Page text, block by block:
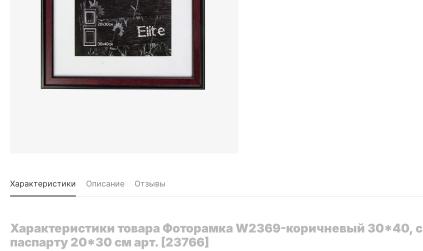
Характеристики Описание Отзывы
Характеристики товара Фоторамка W2369-коричневый 30*40, с
паспарту 20*30 см арт. [23766]